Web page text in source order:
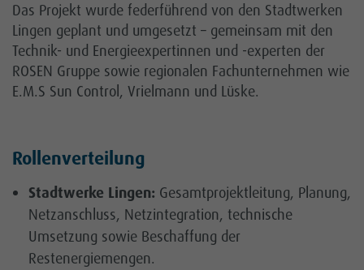
Das Projekt wurde federführend von den Stadtwerken
Lingen geplant und umgesetzt – gemeinsam mit den
Technik- und Energieexpertinnen und -experten der
ROSEN Gruppe sowie regionalen Fachunternehmen wie
E.M.S Sun Control, Vrielmann und Lüske.
Rollenverteilung
Stadtwerke Lingen: Gesamtprojektleitung, Planung,
Netzanschluss, Netzintegration, technische
Umsetzung sowie Beschaffung der
Restenergiemengen.